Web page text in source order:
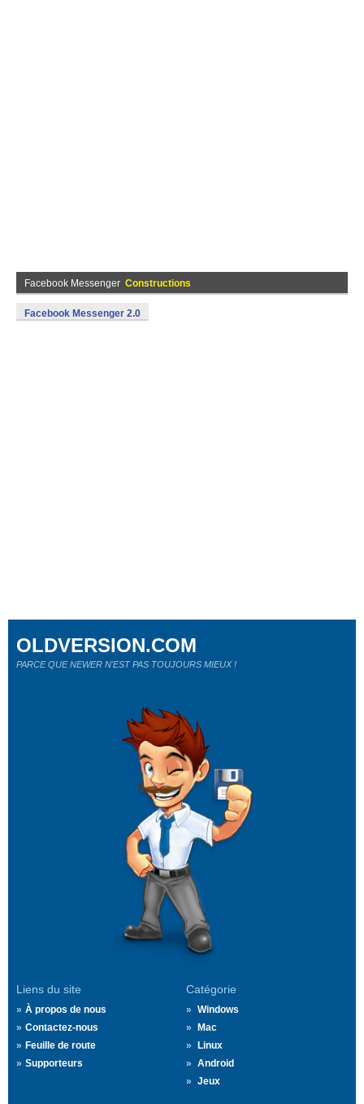
Facebook Messenger Constructions
Facebook Messenger 2.0
Liens du site
À propos de nous
Contactez-nous
Feuille de route
Supporteurs
Catégorie
Windows
Mac
Linux
Android
Jeux
OLDVERSION.COM
PARCE QUE NEWER N'EST PAS TOUJOURS MIEUX !